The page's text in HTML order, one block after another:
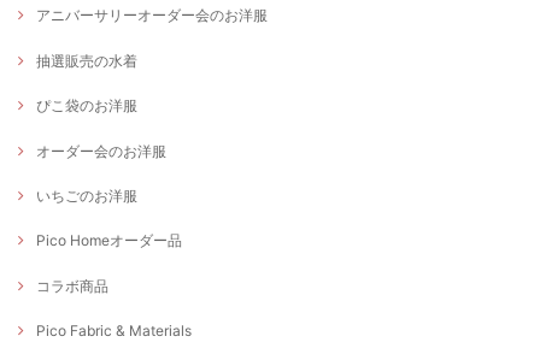
アニバーサリーオーダー会のお洋服
抽選販売の水着
ぴこ袋のお洋服
オーダー会のお洋服
いちごのお洋服
Pico Homeオーダー品
コラボ商品
Pico Fabric & Materials